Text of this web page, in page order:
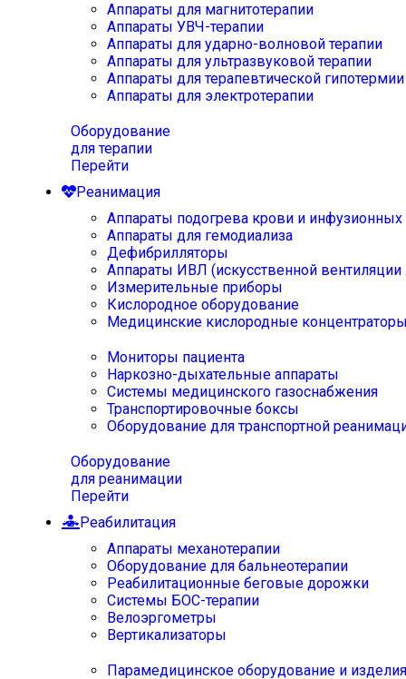
Аппараты для магнитотерапии
Аппараты УВЧ-терапии
Аппараты для ударно-волновой терапии
Аппараты для ультразвуковой терапии
Аппараты для терапевтической
Аппараты для электротерапии
Оборудование
для терапии
Перейти
Реанимация
Аппараты подогрева крови и инфузионных
Аппараты для гемодиализа
Дефибрилляторы
Аппараты ИВЛ (искусственной вентиляции
Измерительные приборы
Кислородное оборудование
Медицинские кислородные
Мониторы пациента
Наркозно-дыхательные аппараты
Системы медицинского газоснабжения
Транспортировочные боксы
Оборудование для транспортной
Оборудование
для реанимации
Перейти
Реабилитация
Аппараты механотерапии
Оборудование для бальнеотерапии
Реабилитационные беговые дорожки
Системы БОС-терапии
Велоэргометры
Вертикализаторы
Парамедицинское оборудование и изделия